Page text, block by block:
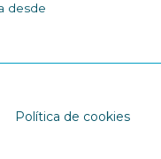
desde
Política de cookies